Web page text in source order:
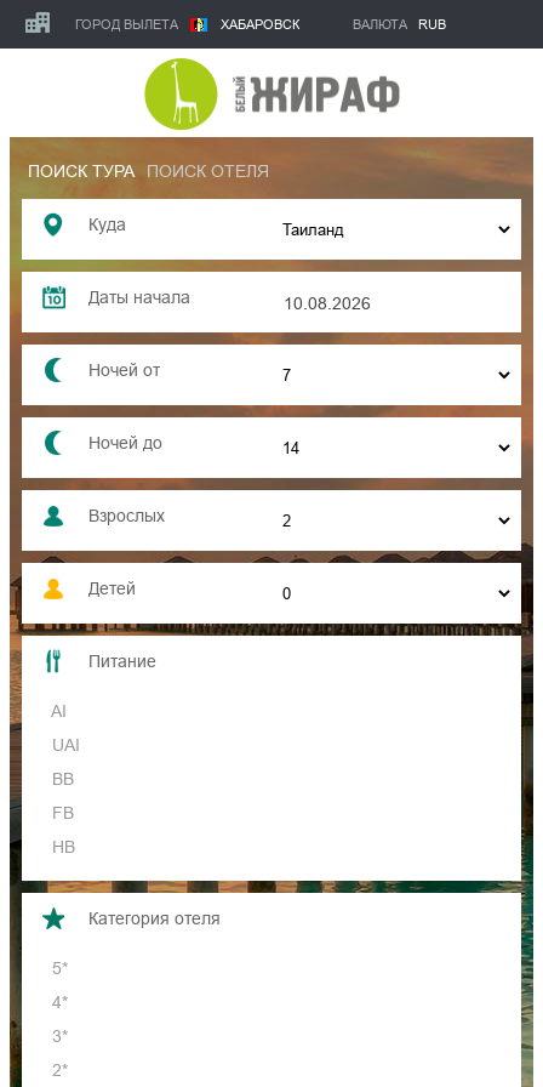
ГОРОД ВЫЛЕТА ХАБАРОВСК ВАЛЮТА RUB
ПОИСК ТУРА ПОИСК ОТЕЛЯ
Куда
Даты начала 10.08.2026
Ночей от
Ночей до
Взрослых
Детей
Питание
AI
UAI
BB
FB
HB
OB
FBT
Категория отеля
5*
4*
3*
2*